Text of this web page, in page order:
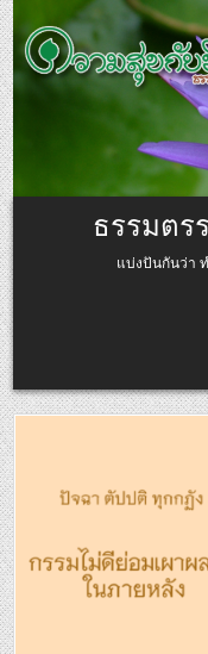
Skip to content
ธรรมตรร
แบ่งปันกันว่า